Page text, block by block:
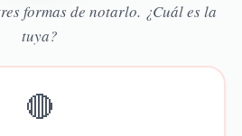
formas de notarlo. ¿Cuál es la
tuya?
🔴